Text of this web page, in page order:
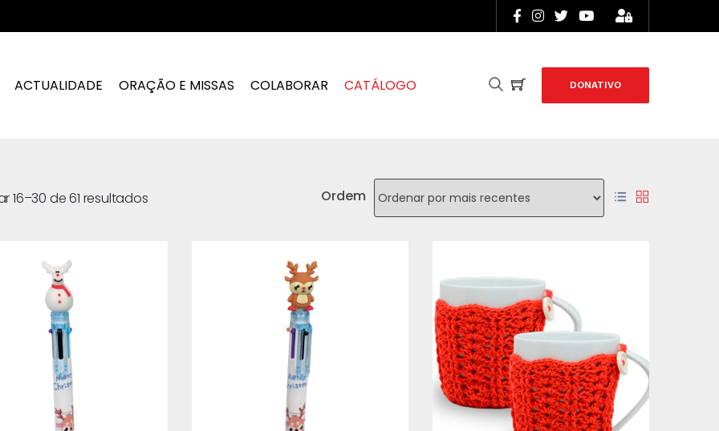
ACTUALIDADE ORAÇÃO E MISSAS COLABORAR CATÁLOGO DONATIVO
16–30 de 61 resultados Ordem